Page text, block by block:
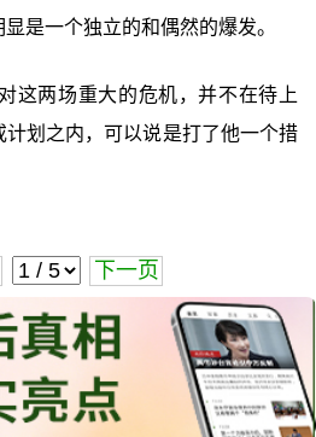
是一个独立的和偶然的爆发。
这两场重大的危机，并不在待上
划之内，可以说是打了他一个措
下一页